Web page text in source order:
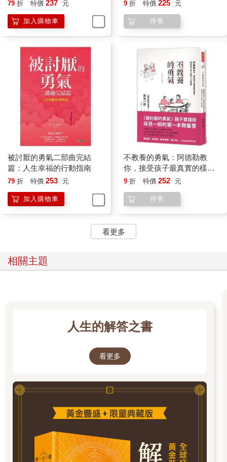
79 折 特價 237 元
加入購物車
9 折 特價 225 元
停售
被討厭的勇氣二部曲完結
篇：人生幸福的行動指南
79 折 特價 253 元
加入購物車
不教養的勇氣：阿德勒教
你，接受孩子最真實的樣
子，協助孩子自力解決人生
9 折 特價 252 元
停售
看更多
相關主題
人生的解答之書
看更多